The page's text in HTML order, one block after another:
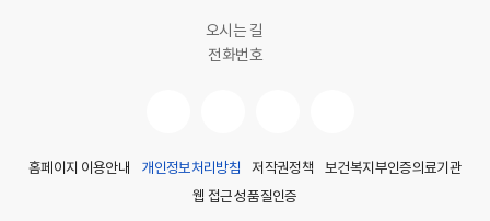
오시는 길
전화번호
홈페이지 이용안내 개인정보처리방침 저작권정책
보건복지부인증의료기관
웹 접근성 품질인증